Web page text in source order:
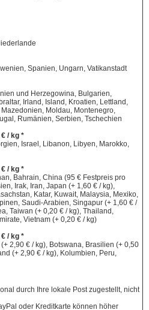
Spanien, Ungarn, Vatikanstadt
und Herzegowina, Bulgarien,
Irland, Island, Kroatien, Lettland,
Moldau, Montenegro,
Rumänien, Serbien, Tschechien
/ kg *
Israel, Libanon, Libyen, Marokko,
/ kg *
Bahrain, China (95 € Festpreis pro
Irak, Iran, Japan (+ 1,60 € / kg),
Katar, Kuwait, Malaysia, Mexiko,
Saudi-Arabien, Singapur (+ 1,60 € /
Taiwan (+ 0,20 € / kg), Thailand,
Vietnam (+ 0,20 € / kg)
/ kg *
2,90 € / kg), Botswana, Brasilien (+ 0,50
(+ 2,90 € / kg), Kolumbien, Peru,
durch Ihre lokale Post zugestellt, nicht
oder Kreditkarte können höher